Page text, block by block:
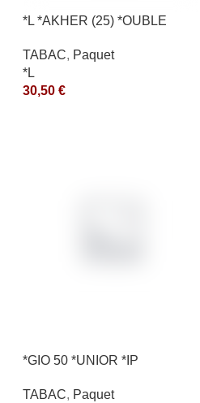
*L *AKHER (25) *OUBLE
TABAC, Paquet
*L
30,50 €
*GIO 50 *UNIOR *IP
TABAC, Paquet